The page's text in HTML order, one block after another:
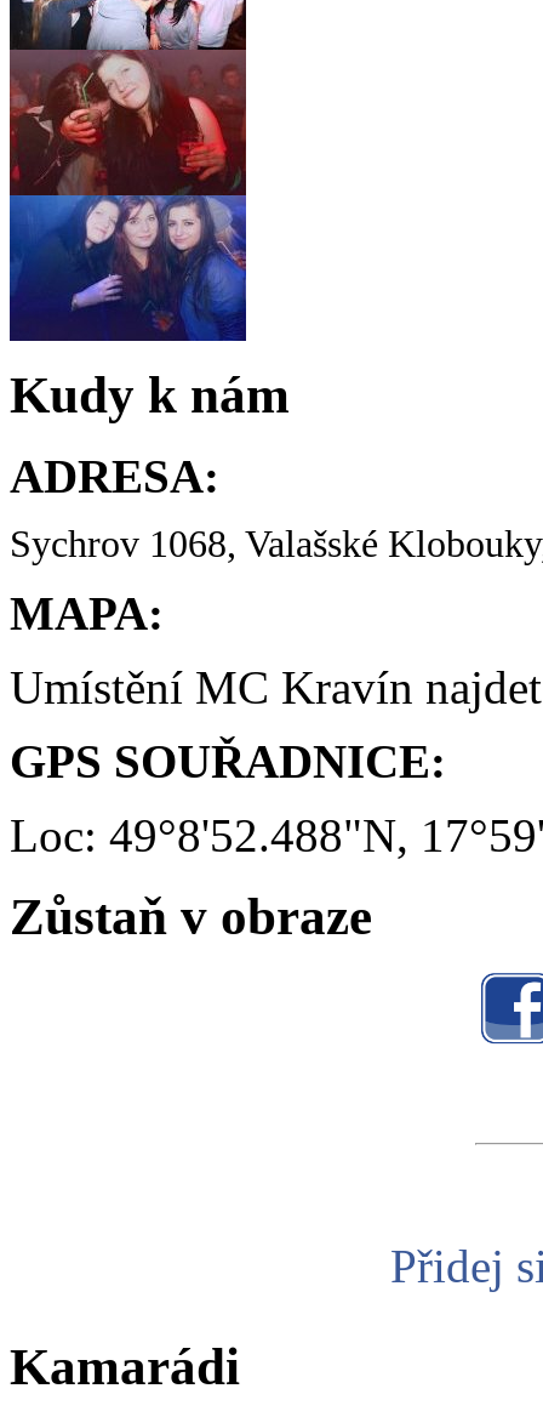
Kudy k nám
ADRESA:
Sychrov 1068, Valašské
MAPA:
Umístění MC Kravín
GPS SOUŘADNICE:
Loc: 49°8'52.488"N,
Zůstaň v obraze
Přidej
Kamarádi